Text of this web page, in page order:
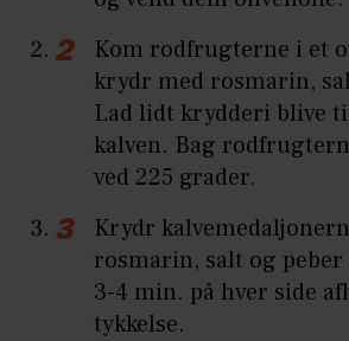
Kom rodfrugterne i et
krydr med rosmarin,
Lad lidt krydderi blive
kalven. Bag
ved 225 grader.
Krydr
rosmarin, salt og peber
3-4 min. på hver side
tykkelse.